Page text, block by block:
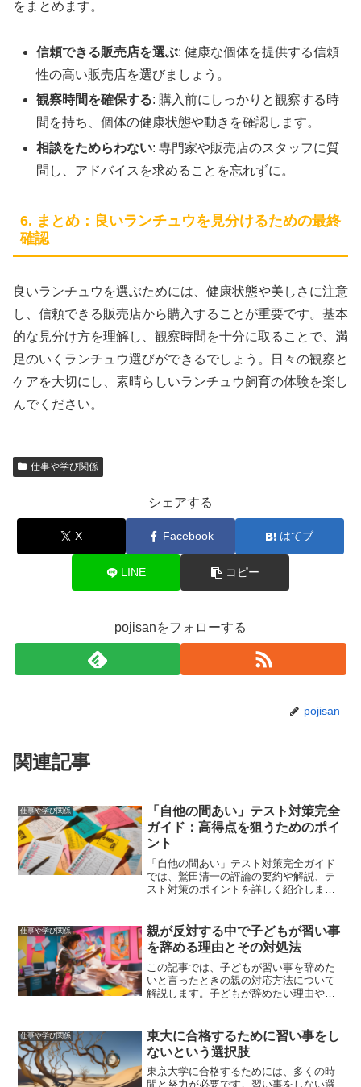
をまとめます。
信頼できる販売店を選ぶ: 健康な個体を提供する信頼
性の高い販売店を選びましょう。
観察時間を確保する: 購入前にしっかりと観察する時
間を持ち、個体の健康状態や動きを確認します。
相談をためらわない: 専門家や販売店のスタッフに質
問し、アドバイスを求めることを忘れずに。
6. まとめ：良いランチュウを見分けるための最終
確認
良いランチュウを選ぶためには、健康状態や美しさに注意
し、信頼できる販売店から購入することが重要です。基本
的な見分け方を理解し、観察時間を十分に取ることで、満
足のいくランチュウ選びができるでしょう。日々の観察と
ケアを大切にし、素晴らしいランチュウ飼育の体験を楽し
んでください。
仕事や学び関係
シェアする
X Facebook はてブ
LINE コピー
pojisanをフォローする
pojisan
関連記事
仕事や学び関係
「自他の間あい」テスト対策完全
ガイド：高得点を狙うためのポイ
ント
「自他の間あい」テスト対策完全ガイド
では、鷲田清一の評論の要約や解説、テ
スト対策のポイントを詳しく紹介しま
ことをお約束します。
仕事や学び関係
親が反対する中で子どもが習い事
を辞める理由とその対処法
この記事では、子どもが習い事を辞めた
いと言ったときの親の対応方法について
解説します。子どもが辞めたい理由や親
ための具体的な方法を紹介します。
仕事や学び関係
東大に合格するために習い事をし
ないという選択肢
東京大学に合格するためには、多くの時
間と努力が必要です。習い事をしない選